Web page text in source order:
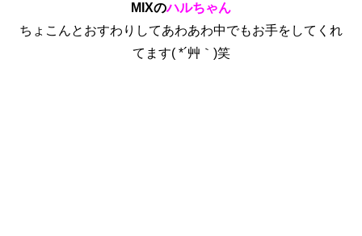
MIXのハルちゃん
ちょこんとおすわりしてあわあわ中でもお手をしてくれ
てます( *´艸｀)笑